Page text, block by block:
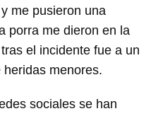
me pusieron una
porra me dieron en la
el incidente fue a un
menores.
sociales se han